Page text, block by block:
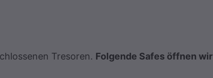
Tresoren. Folgende Safes öffnen wir